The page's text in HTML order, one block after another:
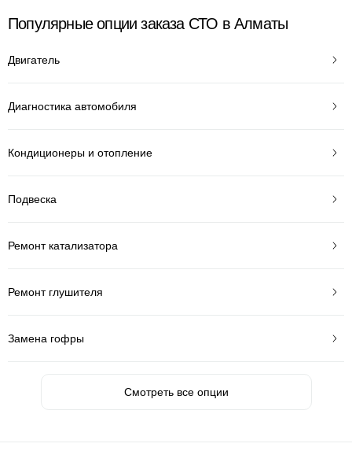
Популярные опции заказа СТО в Алматы
Двигатель
Диагностика автомобиля
Кондиционеры и отопление
Подвеска
Ремонт катализатора
Ремонт глушителя
Замена гофры
Смотреть все опции